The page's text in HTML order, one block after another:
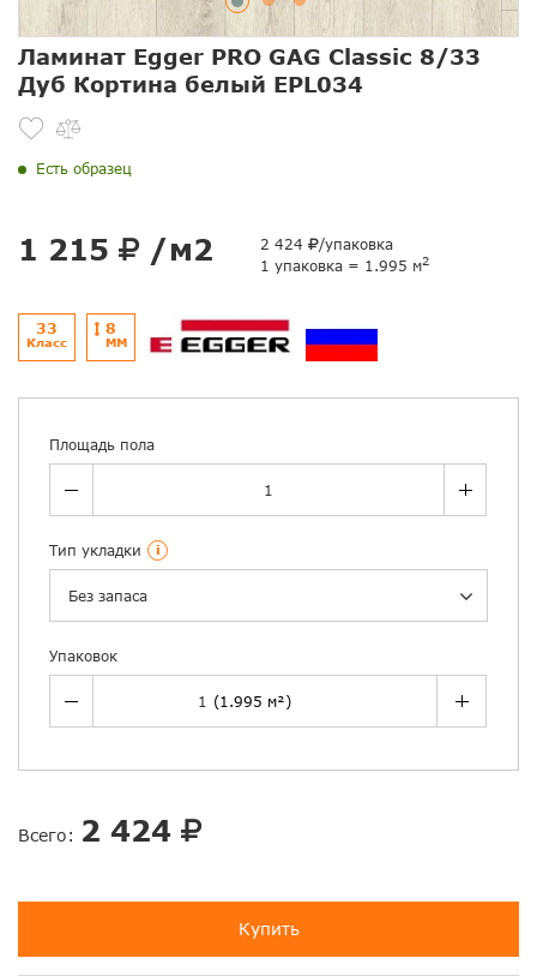
Ламинат Egger PRO GAG Classic 8/33
Дуб Кортина белый EPL034
Есть образец
1 215 /м2 2 424
/упаковка
1 упаковка = 1.995 м2
33
Класс
8
ММ
Площадь пола
Тип укладки i
Без запаса
Упаковок
Всего: 2 424
Купить